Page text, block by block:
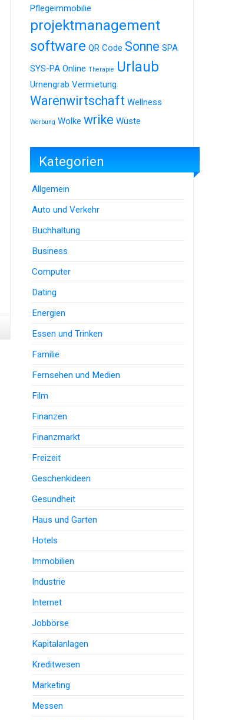
Pflegeimmobilie
projektmanagement
software QR Code Sonne SPA
SYS-PA Online Therapie Urlaub
Urnengrab Vermietung
Warenwirtschaft Wellness
Werbung Wolke wrike Wüste
Kategorien
Allgemein
Auto und Verkehr
Buchhaltung
Business
Computer
Dating
Energien
Essen und Trinken
Familie
Fernsehen und Medien
Film
Finanzen
Finanzmarkt
Freizeit
Geschenkideen
Gesundheit
Haus und Garten
Hotels
Immobilien
Industrie
Internet
Jobbörse
Kapitalanlagen
Kreditwesen
Marketing
Messen